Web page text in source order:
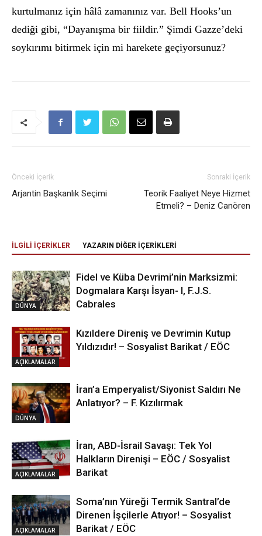
kurtulmanız için hâlâ zamanınız var. Bell Hooks’un
dediği gibi, “Dayanışma bir fiildir.” Şimdi Gazze’deki
soykırımı bitirmek için mi harekete geçiyorsunuz?
Önceki İçerik
Arjantin Başkanlık Seçimi
Sonraki İçerik
Teorik Faaliyet Neye Hizmet
Etmeli? – Deniz Canören
İLGİLİ İÇERİKLER YAZARIN DİĞER İÇERİKLERİ
DÜNYA
Fidel ve Küba Devrimi’nin Marksizmi:
Dogmalara Karşı İsyan- I, F.J.S.
Cabrales
AÇIKLAMALAR
Kızıldere Direniş ve Devrimin Kutup
Yıldızıdır! – Sosyalist Barikat / EÖC
DÜNYA
İran’a Emperyalist/Siyonist Saldırı Ne
Anlatıyor? – F. Kızılırmak
AÇIKLAMALAR
İran, ABD-İsrail Savaşı: Tek Yol
Halkların Direnişi – EÖC / Sosyalist
Barikat
AÇIKLAMALAR
Soma’nın Yüreği Termik Santral’de
Direnen İşçilerle Atıyor! – Sosyalist
Barikat / EÖC